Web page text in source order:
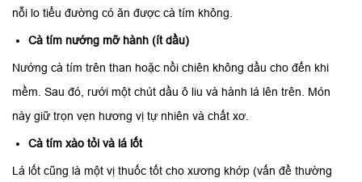
nỗi lo tiểu đường có ăn được cà tím không.
Cà tím nướng mỡ hành (ít dầu)
Nướng cà tím trên than hoặc nồi chiên không dầu cho đến khi
mềm. Sau đó, rưới một chút dầu ô liu và hành lá lên trên. Món
này giữ trọn vẹn hương vị tự nhiên và chất xơ.
Cà tím xào tỏi và lá lốt
Lá lốt cũng là một vị thuốc tốt cho xương khớp (vấn đề thường